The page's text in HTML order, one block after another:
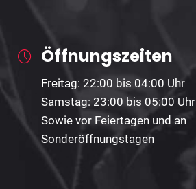
Öffnungszeiten
Freitag: 22:00 bis 04:00 Uhr
Samstag: 23:00 bis 05:00 Uhr
Sowie vor Feiertagen und an
Sonderöffnungstagen